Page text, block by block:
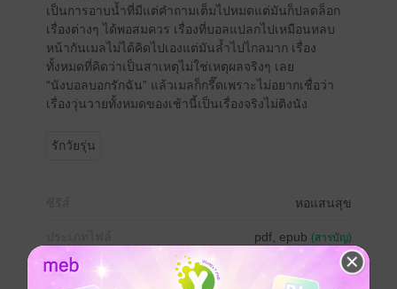
เป็นการอาบน้ำที่มีแต่คำถามเต็มไปหมดแต่มันก็ปลดล็อก
เรื่องต่างๆ ได้พอสมควร เรื่องที่บอลแปลกไปเหมือนหลบ
หน้ากันเมลไม่ได้คิดไปเองแต่มันล้ำไปไกลมาก เรื่อง
ทั้งหมดที่คิดว่าเป็นสาเหตุไม่ใช่เหตุผลจริงๆ เลย
“นังบอลบอกรักฉัน” แล้วเมลก็กรี๊ดเพราะไม่อยากเชื่อว่า
เรื่องวุ่นวายทั้งหมดของเช้านี้เป็นเรื่องจริงไม่ติงนัง
รักวัยรุ่น
หอแสนสุข
pdf, epub (สารบัญ)
วันที่วางขาย 27 มิถุนายน 2566